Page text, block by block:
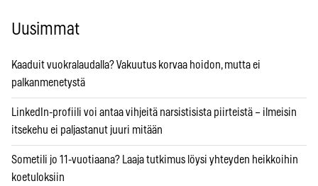
Uusimmat
Kaaduit vuokralaudalla? Vakuutus korvaa hoidon, mutta ei
palkanmenetystä
LinkedIn-profiili voi antaa vihjeitä narsistisista piirteistä – ilmeisin
itsekehu ei paljastanut juuri mitään
Sometili jo 11-vuotiaana? Laaja tutkimus löysi yhteyden heikkoihin
koetuloksiin